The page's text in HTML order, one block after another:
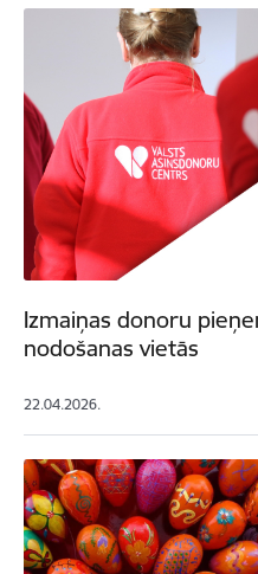
Izmaiņas donoru
nodošanas vietās
22.04.2026.